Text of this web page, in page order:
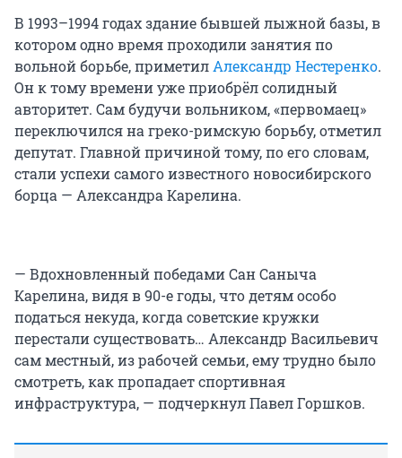
В 1993–1994 годах здание бывшей лыжной базы, в
котором одно время проходили занятия по
вольной борьбе, приметилАлександр Нестеренко.
Он к тому времени уже приобрёл солидный
авторитет. Сам будучи вольником, «первомаец»
переключился на греко-римскую борьбу, отметил
депутат. Главной причиной тому, по его словам,
стали успехи самого известного новосибирского
борца — Александра Карелина.
— Вдохновленный победами Сан Саныча
Карелина, видя в 90-е годы, что детям особо
податься некуда, когда советские кружки
перестали существовать… Александр Васильевич
сам местный, из рабочей семьи, ему трудно было
смотреть, как пропадает спортивная
инфраструктура, — подчеркнул Павел Горшков.